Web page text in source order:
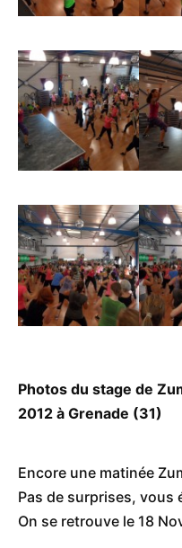
Photos du stage de
2012 à Grenade (31)
Encore une matinée
Pas de surprises, vous
On se retrouve le 18